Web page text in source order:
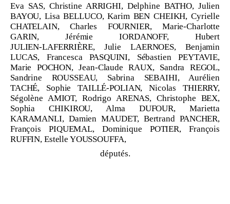
Eva SAS, Christine ARRIGHI, Delphine BATHO, Julien
BAYOU, Lisa BELLUCO, Karim BEN CHEIKH, Cyrielle
CHATELAIN, Charles FOURNIER, Marie‑Charlotte
GARIN, Jérémie IORDANOFF, Hubert
JULIEN‑LAFERRIÈRE, Julie LAERNOES, Benjamin
LUCAS, Francesca PASQUINI, Sébastien PEYTAVIE,
Marie POCHON, Jean‑Claude RAUX, Sandra REGOL,
Sandrine ROUSSEAU, Sabrina SEBAIHI, Aurélien
TACHÉ, Sophie TAILLÉ‑POLIAN, Nicolas THIERRY,
Ségolène AMIOT, Rodrigo ARENAS, Christophe BEX,
Sophia CHIKIROU, Alma DUFOUR, Marietta
KARAMANLI, Damien MAUDET, Bertrand PANCHER,
François PIQUEMAL, Dominique POTIER, François
RUFFIN, Estelle YOUSSOUFFA,
députés.